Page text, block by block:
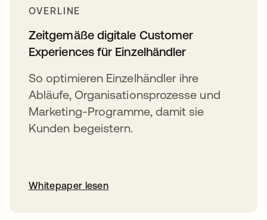
OVERLINE
Zeitgemäße digitale Customer
Experiences für Einzelhändler
So optimieren Einzelhändler ihre
Abläufe, Organisationsprozesse und
Marketing-Programme, damit sie
Kunden begeistern.
Whitepaper lesen